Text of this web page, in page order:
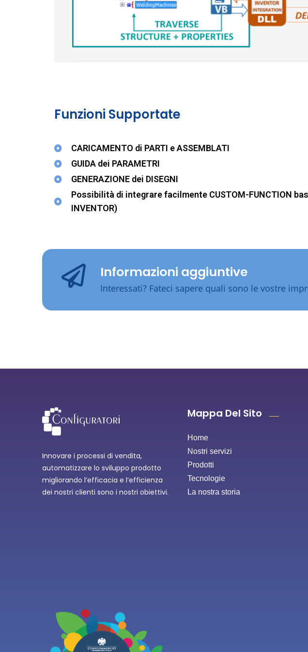
Funzioni Supportate
CARICAMENTO di PARTI e ASSEMBLATI
GUIDA dei PARAMETRI
GENERAZIONE dei DISEGNI
Possibilità di integrare facilmente CUSTOM-FUNCTION
INVENTOR)
Informazioni aggiuntive
Interessati? Fateci sapere quali sono le vostre
Innovare i processi di vendita,
automatizzare lo sviluppo prodotto
migliorando l’efficacia e l’efficienza
dei nostri clienti sono i nostri obiettivi.
Mappa Del Sito
Home
Nostri servizi
Prodotti
Tecnologie
La nostra storia